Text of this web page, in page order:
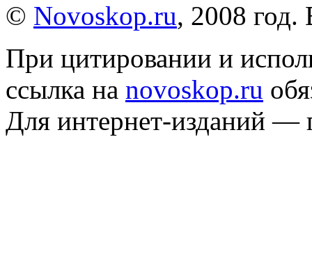
© Novoskop.ru, 2008
При цитировании и
ссылка на novoskop.ru
Для интернет-изданий —